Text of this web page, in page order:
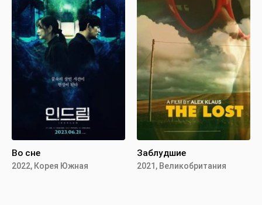
Во сне
2022, Корея Южная
Заблудшие
2021, Великобритания